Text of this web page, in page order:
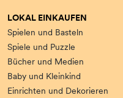
LOKAL EINKAUFEN
Spielen und Basteln
Spiele und Puzzle
Bücher und Medien
Baby und Kleinkind
Einrichten und Dekorieren